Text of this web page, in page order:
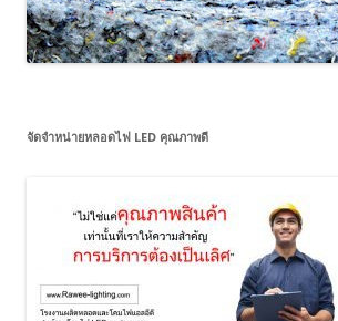
จัดจำหน่ายหลอดไฟ LED คุณภาพดี